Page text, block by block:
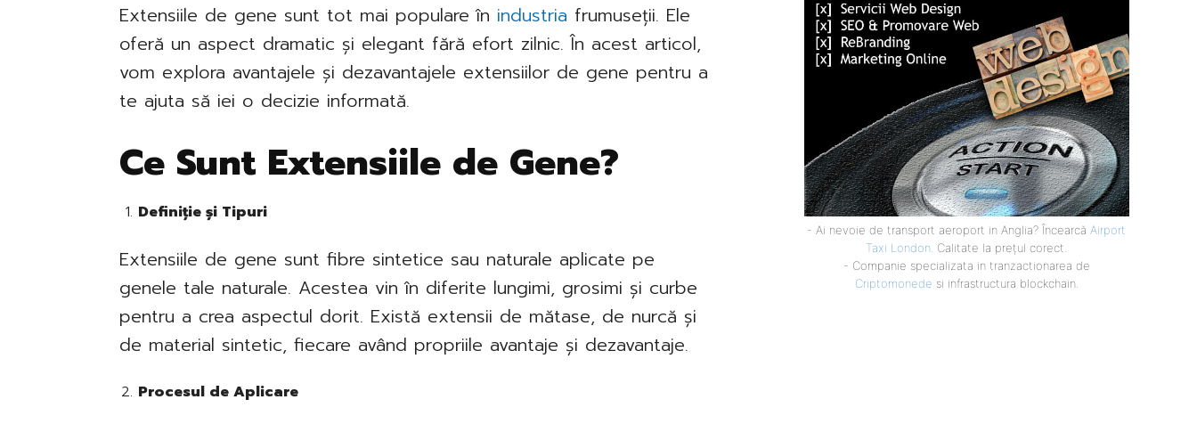
Extensiile de gene sunt tot mai populare în industria frumuseții. Ele
oferă un aspect dramatic și elegant fără efort zilnic. În acest articol,
vom explora avantajele și dezavantajele extensiilor de gene pentru a
te ajuta să iei o decizie informată.
Ce Sunt Extensiile de Gene?
Definiție și Tipuri
Extensiile de gene sunt fibre sintetice sau naturale aplicate pe
genele tale naturale. Acestea vin în diferite lungimi, grosimi și curbe
pentru a crea aspectul dorit. Există extensii de mătase, de nurcă și
de material sintetic, fiecare având propriile avantaje și dezavantaje.
Procesul de Aplicare
- Ai nevoie de transport aeroport in Anglia? Încearcă Airport
Taxi London . Calitate la prețul corect.
- Companie specializata in tranzactionarea de
Criptomonede si infrastructura blockchain.